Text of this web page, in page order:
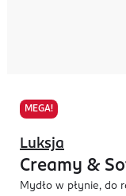
MEGA!
Luksja
Creamy &
Mydło w płynie, do